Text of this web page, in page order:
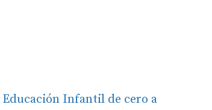
Educación Infantil de cero a